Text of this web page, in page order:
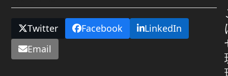
Twitter Facebook
LinkedIn
Email